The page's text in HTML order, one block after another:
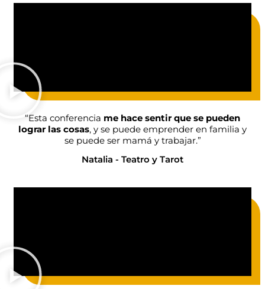
“Esta conferencia me hace sentir que se pueden
lograr las cosas, y se puede emprender en familia y
se puede ser mamá y trabajar.”
Natalia - Teatro y Tarot